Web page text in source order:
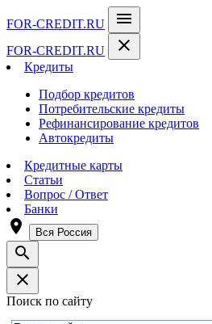
FOR-CREDIT.RU menu
FOR-CREDIT.RU close
Кредиты
Подбор кредитов
Потребительские кредиты
Рефинансирование кредитов
Автокредиты
Кредитные карты
Статьи
Вопрос / Ответ
Банки
room Вся Россия
search
close
Поиск по сайту